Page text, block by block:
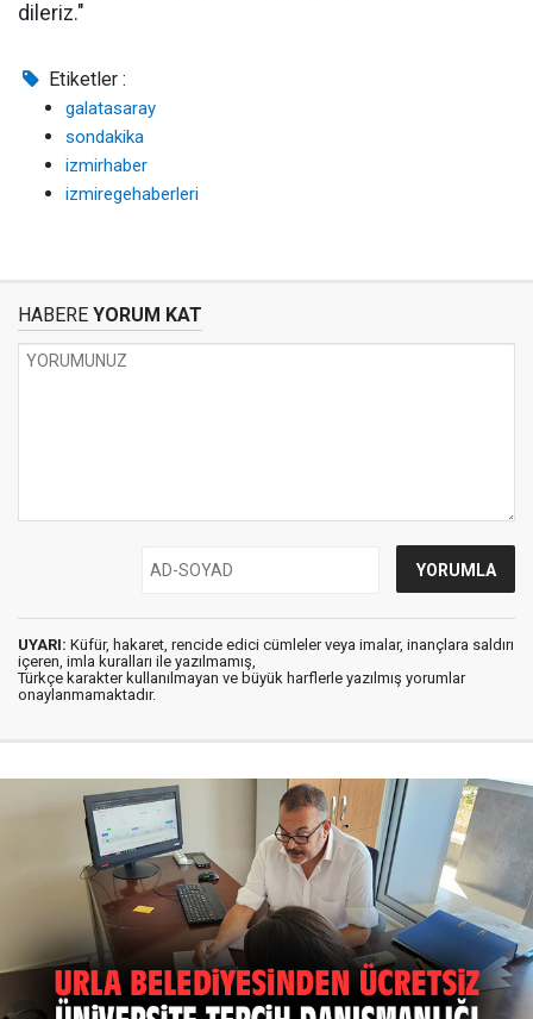
dileriz."
Etiketler :
galatasaray
sondakika
izmirhaber
izmiregehaberleri
HABERE YORUM KAT
UYARI: Küfür, hakaret, rencide edici cümleler veya imalar, inançlara saldırı
içeren, imla kuralları ile yazılmamış,
Türkçe karakter kullanılmayan ve büyük harflerle yazılmış yorumlar
onaylanmamaktadır.